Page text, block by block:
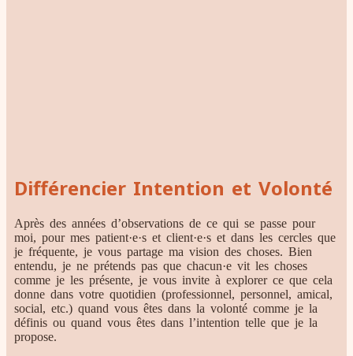
Différencier Intention et Volonté
Après des années d’observations de ce qui se passe pour
moi, pour mes patient·e·s et client·e·s et dans les cercles que
je fréquente, je vous partage ma vision des choses. Bien
entendu, je ne prétends pas que chacun·e vit les choses
comme je les présente, je vous invite à explorer ce que cela
donne dans votre quotidien (professionnel, personnel, amical,
social, etc.) quand vous êtes dans la volonté comme je la
définis ou quand vous êtes dans l’intention telle que je la
propose.